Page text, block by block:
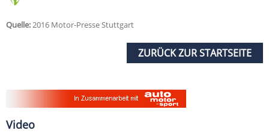
Quelle:2016 Motor-Presse Stuttgart
ZURÜCK ZUR STARTSEITE
Video